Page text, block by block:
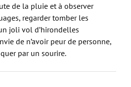
de la pluie et à observer
regarder tomber les
joli vol d’hirondelles
de n’avoir peur de personne,
par un sourire.